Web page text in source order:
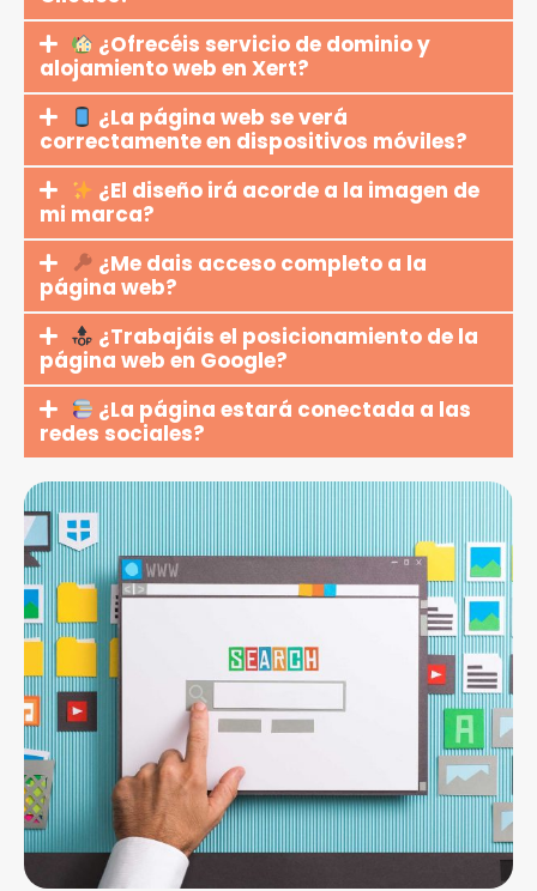
¿Ofrecéis servicio de dominio y
alojamiento web en Xert?
¿La página web se verá
correctamente en dispositivos móviles?
¿El diseño irá acorde a la imagen de
mi marca?
¿Me dais acceso completo a la
página web?
¿Trabajáis el posicionamiento de la
página web en Google?
¿La página estará conectada a las
redes sociales?